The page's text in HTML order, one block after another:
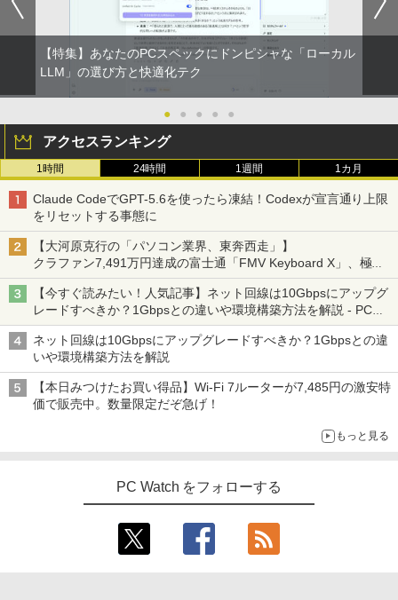
【特集】あなたのPCスペックにドンピシャな「ローカル
LLM」の選び方と快適化テク
● ● ● ● ●
アクセスランキング
1時間 24時間 1週間 1カ月
Claude CodeでGPT-5.6を使ったら凍結！Codexが宣言通り上限
をリセットする事態に
【大河原克行の「パソコン業界、東奔西走」】
クラファン7,491万円達成の富士通「FMV Keyboard X」、極限
の静音化を追求
【今すぐ読みたい！人気記事】ネット回線は10Gbpsにアップグ
レードすべきか？1Gbpsとの違いや環境構築方法を解説 - PC
Watch
ネット回線は10Gbpsにアップグレードすべきか？1Gbpsとの違
いや環境構築方法を解説
【本日みつけたお買い得品】Wi-Fi 7ルーターが7,485円の激安特
価で販売中。数量限定だぞ急げ！
もっと見る
PC Watch をフォローする